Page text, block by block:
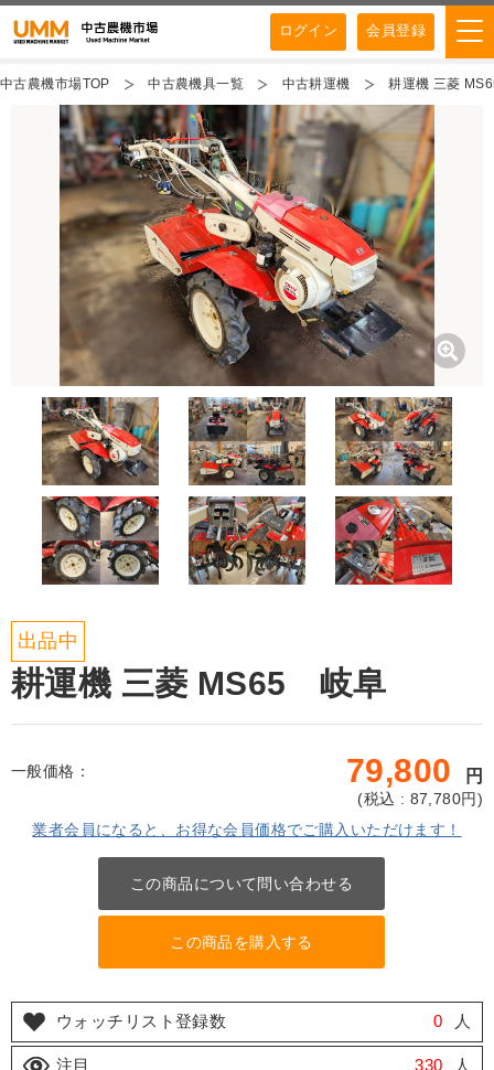
ログイン 会員登録
中古農機市場TOP 中古農機具一覧 中古耕運機 耕運機 三菱
出品中
耕運機 三菱 MS65 岐阜
一般価格： 79,800 円
(税込 : 87,780円)
業者会員になると、お得な会員価格でご購入いただけます！
この商品について問い合わせる
この商品を購入する
ウォッチリスト登録数 0 人
注目 330 人